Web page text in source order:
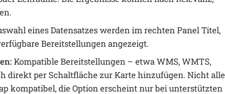
eines Datensatzes werden im rechten Panel Titel,
Bereitstellungen angezeigt.
Kompatible Bereitstellungen – etwa WMS, WMTS,
direkt per Schaltfläche zur Karte hinzufügen. Nicht alle
kompatibel, die Option erscheint nur bei unterstützten